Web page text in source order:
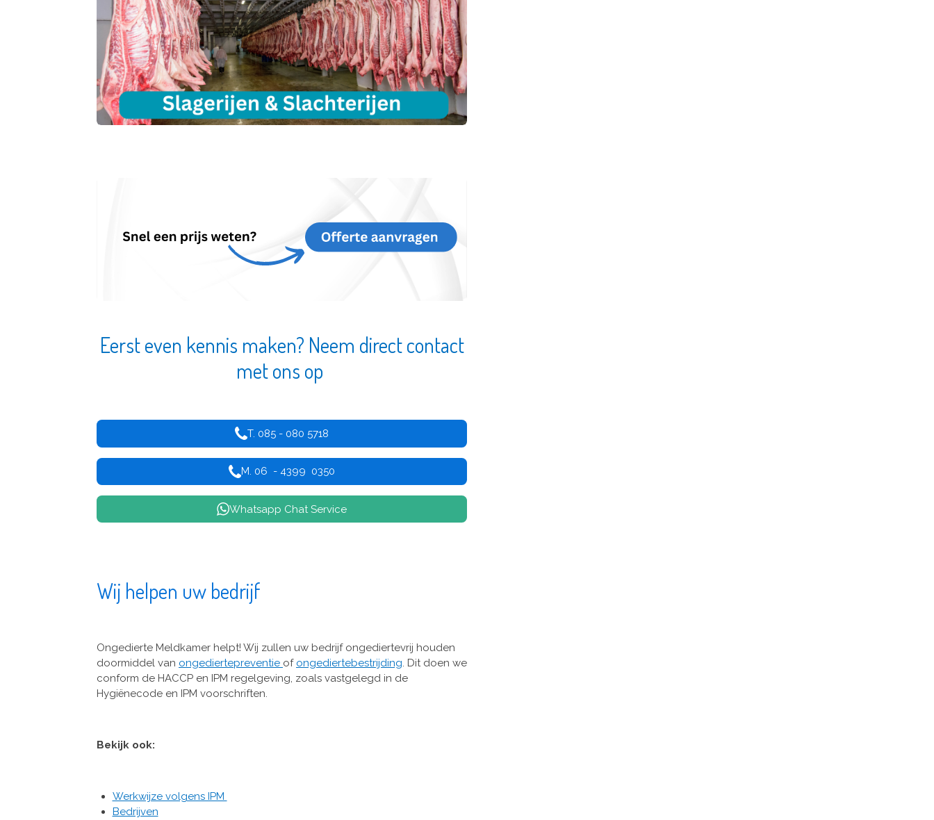
Eerst even kennis maken? Neem direct contact
met ons op
T. 085 - 080 5718
M. 06 - 4399 0350
Whatsapp Chat Service
Wij helpen uw bedrijf
Ongedierte Meldkamer helpt! Wij zullen uw bedrijf ongediertevrij houden
doormiddel van ongediertepreventie of ongediertebestrijding. Dit doen we
conform de HACCP en IPM regelgeving, zoals vastgelegd in de
Hygiënecode en IPM voorschriften.
Bekijk ook:
Werkwijze volgens IPM
Bedrijven